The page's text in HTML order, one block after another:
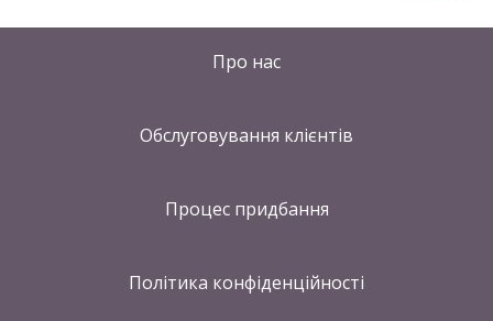
Про нас
Обслуговування клієнтів
Процес придбання
Політика конфіденційності